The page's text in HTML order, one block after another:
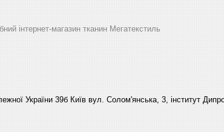
інтернет-магазин тканин Мегатекстиль
України 39б Київ вул. Солом'янська, 3, інститут